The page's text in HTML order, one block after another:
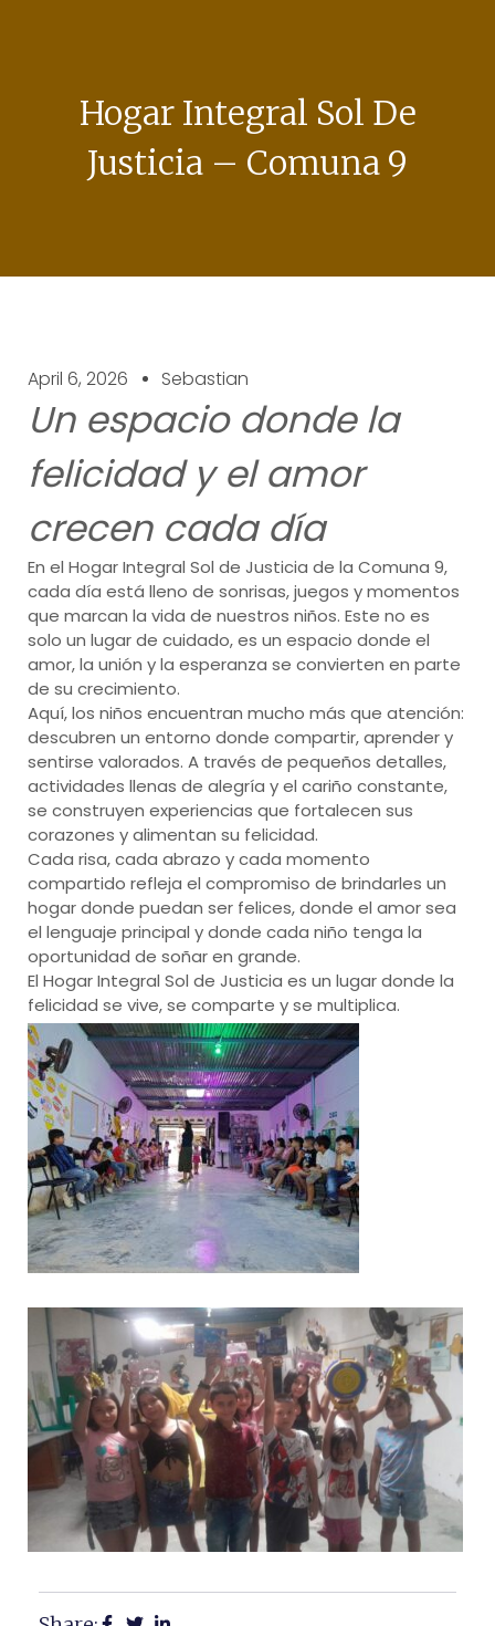
Hogar Integral Sol De
Justicia – Comuna 9
April 6, 2026 Sebastian
Un espacio donde la
felicidad y el amor
crecen cada día
En el Hogar Integral Sol de Justicia de la Comuna 9,
cada día está lleno de sonrisas, juegos y momentos
que marcan la vida de nuestros niños. Este no es
solo un lugar de cuidado, es un espacio donde el
amor, la unión y la esperanza se convierten en parte
de su crecimiento.
Aquí, los niños encuentran mucho más que atención:
descubren un entorno donde compartir, aprender y
sentirse valorados. A través de pequeños detalles,
actividades llenas de alegría y el cariño constante,
se construyen experiencias que fortalecen sus
corazones y alimentan su felicidad.
Cada risa, cada abrazo y cada momento
compartido refleja el compromiso de brindarles un
hogar donde puedan ser felices, donde el amor sea
el lenguaje principal y donde cada niño tenga la
oportunidad de soñar en grande.
El Hogar Integral Sol de Justicia es un lugar donde la
felicidad se vive, se comparte y se multiplica.